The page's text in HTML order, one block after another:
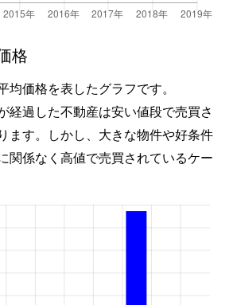
格
均価格を表したグラフです。
経過した不動産は安い値段で売買さ
ます。しかし、大きな物件や好条件
関係なく高値で売買されているケー